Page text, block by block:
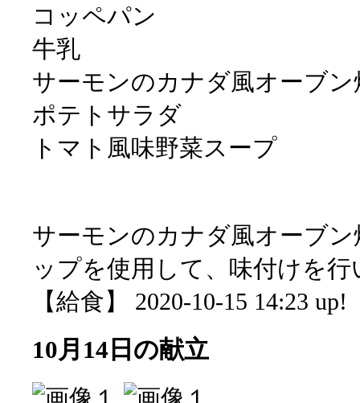
コッペパン
牛乳
サーモンのカナダ風オーブン
ポテトサラダ
トマト風味野菜スープ
サーモンのカナダ風オーブ
ップを使用して、味付けを
【給食】 2020-10-15 14:23 up!
10月14日の献立